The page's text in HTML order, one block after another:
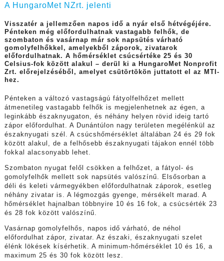
A HungaroMet NZrt. jelenti
Visszatér a jellemzően napos idő a nyár első hétvégéjére.
Pénteken még előfordulhatnak vastagabb felhők, de
szombaton és vasárnap már sok napsütés várható
gomolyfelhőkkel, amelyekből záporok, zivatarok
előfordulhatnak. A hőmérséklet csúcsértéke 25 és 30
Celsius-fok között alakul – derül ki a HungaroMet Nonprofit
Zrt. előrejelzéséből, amelyet csütörtökön juttatott el az MTI-
hez.
Pénteken a változó vastagságú fátyolfelhőzet mellett
átmenetileg vastagabb felhők is megjelenhetnek az égen, a
leginkább északnyugaton, és néhány helyen rövid ideig tartó
zápor előfordulhat. A Dunántúlon nagy területen megélénkül az
északnyugati szél. A csúcshőmérséklet általában 24 és 29 fok
között alakul, de a felhősebb északnyugati tájakon ennél több
fokkal alacsonyabb lehet.
Szombaton nyugat felől csökken a felhőzet, a fátyol- és
gomolyfelhők mellett sok napsütés valószínű. Elsősorban a
déli és keleti vármegyékben előfordulhatnak záporok, esetleg
néhány zivatar is. A légmozgás gyenge, mérsékelt marad. A
hőmérséklet hajnalban többnyire 10 és 16 fok, a csúcsérték 23
és 28 fok között valószínű.
Vasárnap gomolyfelhős, napos idő várható, de néhol
előfordulhat zápor, zivatar. Az északi, északnyugati szelet
élénk lökések kísérhetik. A minimum-hőmérséklet 10 és 16, a
maximum 25 és 30 fok között lesz.